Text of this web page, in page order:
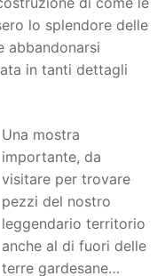
lo splendore delle
abbandonarsi
in tanti dettagli
Una mostra
importante, da
visitare per trovare
pezzi del nostro
leggendario territorio
anche al di fuori delle
terre gardesane…